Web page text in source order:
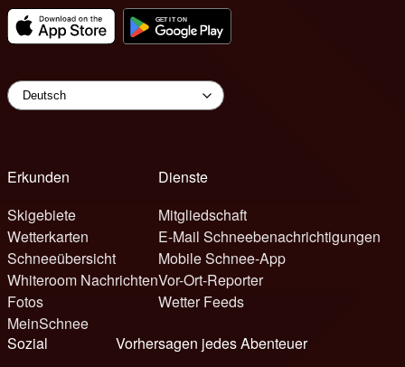
Erkunden
Skigebiete
Wetterkarten
Schneeübersicht
Whiteroom Nachrichten
Fotos
MeinSchnee
Dienste
Mitgliedschaft
E-Mail Schneebenachrichtigungen
Mobile Schnee-App
Vor-Ort-Reporter
Wetter Feeds
Sozial
Vorhersagen jedes Abenteuer